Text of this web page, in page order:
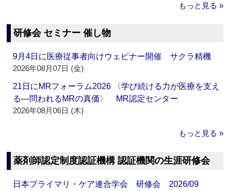
もっと見る »
研修会 セミナー 催し物
9月4日に医療従事者向けウェビナー開催 サクラ精機
2026年08月07日 (金)
21日にMRフォーラム2026 〈学び続ける力が医療を支え
る―問われるMRの真価〉 MR認定センター
2026年08月06日 (木)
もっと見る »
薬剤師認定制度認証機構 認証機関の生涯研修会
日本プライマリ・ケア連合学会 研修会 2026/09